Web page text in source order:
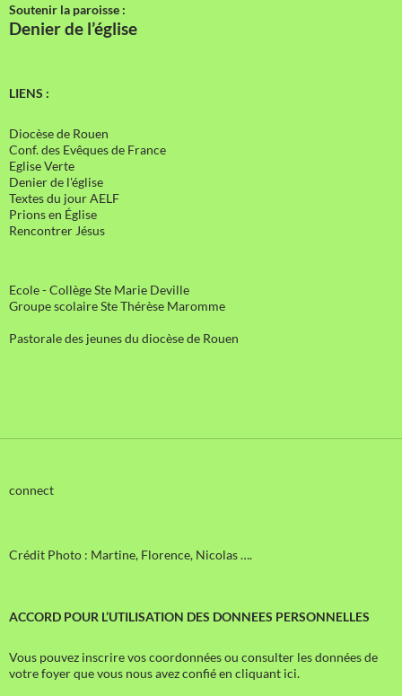
Soutenir la paroisse :
Denier de l’église
LIENS :
Diocèse de Rouen
Conf. des Evêques de France
Eglise Verte
Denier de l'église
Textes du jour AELF
Prions en Église
Rencontrer Jésus
Ecole - Collège Ste Marie Deville
Groupe scolaire Ste Thérèse Maromme
Pastorale des jeunes du diocèse de Rouen
connect
Crédit Photo : Martine, Florence, Nicolas ….
ACCORD POUR L’UTILISATION DES DONNEES PERSONNELLES
Vous pouvez inscrire vos coordonnées ou consulter les données de
votre foyer que vous nous avez confié en cliquant ici.